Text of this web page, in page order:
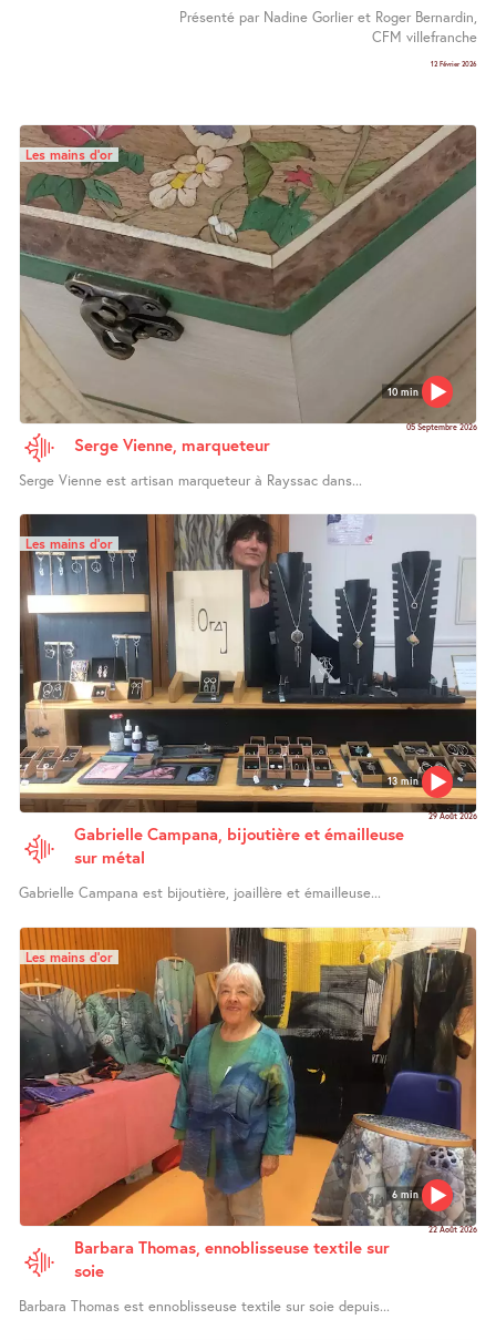
Présenté par Nadine Gorlier et Roger Bernardin,
CFM villefranche
12 Février 2026
10 min
Les mains d’or
05 Septembre 2026
Serge Vienne, marqueteur
Serge Vienne est artisan marqueteur à Rayssac dans...
13 min
Les mains d’or
29 Août 2026
Gabrielle Campana, bijoutière et émailleuse
sur métal
Gabrielle Campana est bijoutière, joaillère et émailleuse...
6 min
Les mains d’or
22 Août 2026
Barbara Thomas, ennoblisseuse textile sur
soie
Barbara Thomas est ennoblisseuse textile sur soie depuis...